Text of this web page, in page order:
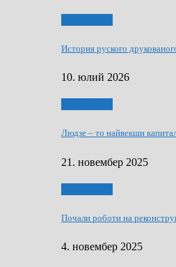
История руского
10. юлий 2026
Людзе – то найвекши
21. новембер 2025
Почали роботи на
4. новембер 2025